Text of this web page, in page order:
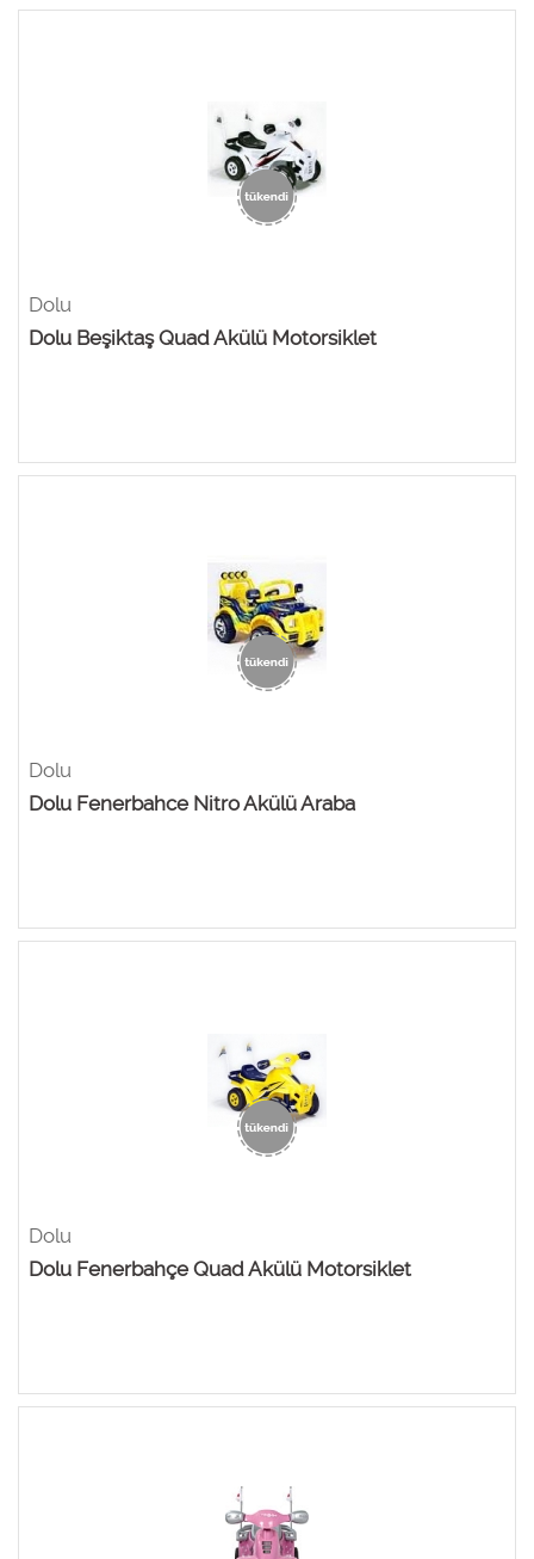
Dolu
Dolu Beşiktaş Quad Akülü Motorsiklet
Dolu
Dolu Fenerbahce Nitro Akülü Araba
Dolu
Dolu Fenerbahçe Quad Akülü Motorsiklet